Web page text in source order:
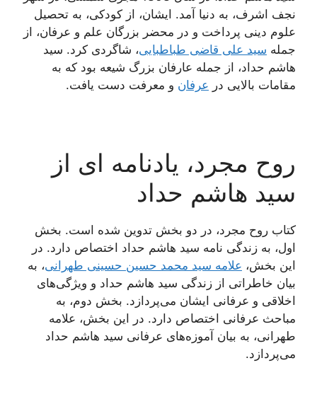
نجف اشرف، به دنیا آمد. ایشان، از کودکی، به تحصیل
علوم دینی پرداخت و در محضر بزرگان علم و عرفان، از
جمله سید علی قاضی طباطبایی، شاگردی کرد. سید
هاشم حداد، از جمله عارفان بزرگ شیعه بود که به
مقامات بالایی در عرفان و معرفت دست یافت.
روح مجرد، یادنامه ای از
سید هاشم حداد
کتاب روح مجرد، در دو بخش تدوین شده است. بخش
اول، به زندگی نامه سید هاشم حداد اختصاص دارد. در
این بخش، علامه سید محمد حسین حسینی طهرانی، به
بیان خاطراتی از زندگی سید هاشم حداد و ویژگی‌های
اخلاقی و عرفانی ایشان می‌پردازد. بخش دوم، به
مباحث عرفانی اختصاص دارد. در این بخش، علامه
طهرانی، به بیان آموزه‌های عرفانی سید هاشم حداد
می‌پردازد.